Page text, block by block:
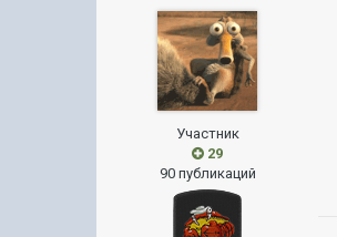
Участник
29
90 публикаций